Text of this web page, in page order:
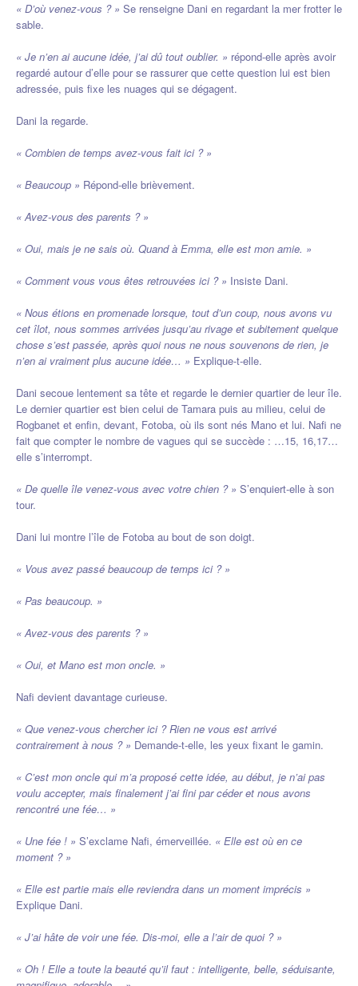
« D’où venez-vous ? » Se renseigne Dani en regardant la mer frotter le
sable.
« Je n’en ai aucune idée, j’ai dû tout oublier. » répond-elle après avoir
regardé autour d’elle pour se rassurer que cette question lui est bien
adressée, puis fixe les nuages qui se dégagent.
Dani la regarde.
« Combien de temps avez-vous fait ici ? »
« Beaucoup » Répond-elle brièvement.
« Avez-vous des parents ? »
« Oui, mais je ne sais où. Quand à Emma, elle est mon amie. »
« Comment vous vous êtes retrouvées ici ? » Insiste Dani.
« Nous étions en promenade lorsque, tout d’un coup, nous avons vu
cet îlot, nous sommes arrivées jusqu’au rivage et subitement quelque
chose s’est passée, après quoi nous ne nous souvenons de rien, je
n’en ai vraiment plus aucune idée… » Explique-t-elle.
Dani secoue lentement sa tête et regarde le dernier quartier de leur île.
Le dernier quartier est bien celui de Tamara puis au milieu, celui de
Rogbanet et enfin, devant, Fotoba, où ils sont nés Mano et lui. Nafi ne
fait que compter le nombre de vagues qui se succède : …15, 16,17…
elle s’interrompt.
« De quelle île venez-vous avec votre chien ? » S’enquiert-elle à son
tour.
Dani lui montre l’île de Fotoba au bout de son doigt.
« Vous avez passé beaucoup de temps ici ? »
« Pas beaucoup. »
« Avez-vous des parents ? »
« Oui, et Mano est mon oncle. »
Nafi devient davantage curieuse.
« Que venez-vous chercher ici ? Rien ne vous est arrivé
contrairement à nous ? » Demande-t-elle, les yeux fixant le gamin.
« C’est mon oncle qui m’a proposé cette idée, au début, je n’ai pas
voulu accepter, mais finalement j’ai fini par céder et nous avons
rencontré une fée… »
« Une fée ! » S’exclame Nafi, émerveillée. « Elle est où en ce
moment ? »
« Elle est partie mais elle reviendra dans un moment imprécis »
Explique Dani.
« J’ai hâte de voir une fée. Dis-moi, elle a l’air de quoi ? »
« Oh ! Elle a toute la beauté qu’il faut : intelligente, belle, séduisante,